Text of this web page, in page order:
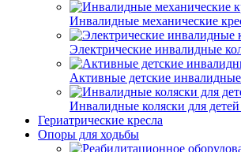
Инвалидные механические
Электрические инвалидные
Активные детские инвалидные
Инвалидные коляски для
Гериатрические кресла
Опоры для ходьбы